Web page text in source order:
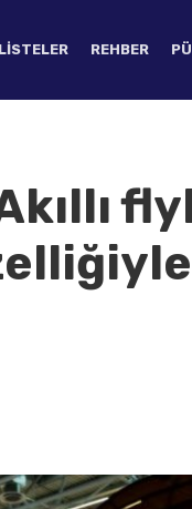
LISTELER REHBER